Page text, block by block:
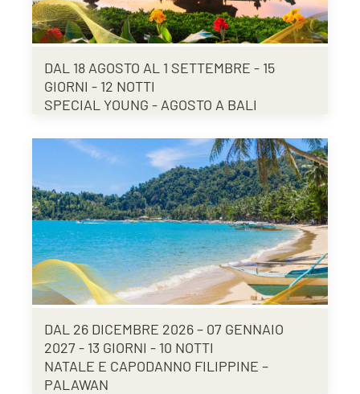
DAL 18 AGOSTO AL 1 SETTEMBRE - 15
GIORNI - 12 NOTTI
SPECIAL YOUNG - AGOSTO A BALI
DAL 26 DICEMBRE 2026 – 07 GENNAIO
2027 - 13 GIORNI - 10 NOTTI
NATALE E CAPODANNO FILIPPINE –
PALAWAN